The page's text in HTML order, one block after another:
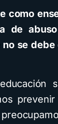
como
de
se